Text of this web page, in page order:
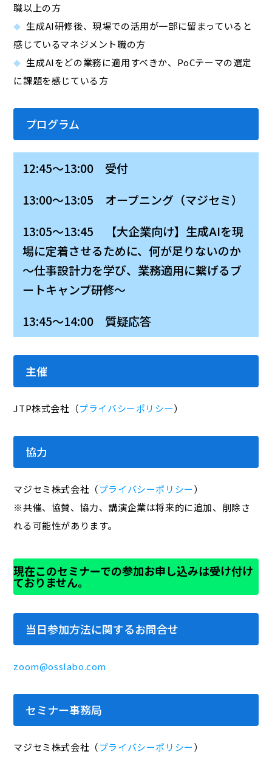
職以上の方
生成AI研修後、現場での活用が一部に留まっていると
感じているマネジメント職の方
生成AIをどの業務に適用すべきか、PoCテーマの選定
に課題を感じている方
プログラム
12:45～13:00 受付
13:00～13:05 オープニング（マジセミ）
13:05～13:45 【大企業向け】生成AIを現
場に定着させるために、何が足りないのか
〜仕事設計力を学び、業務適用に繋げるブ
ートキャンプ研修〜
13:45～14:00 質疑応答
主催
JTP株式会社（プライバシーポリシー）
協力
マジセミ株式会社（プライバシーポリシー）
※共催、協賛、協力、講演企業は将来的に追加、削除さ
れる可能性があります。
現在このセミナーでの参加お申し込みは受け付け
ておりません。
当日参加方法に関するお問合せ
zoom@osslabo.com
セミナー事務局
マジセミ株式会社（プライバシーポリシー）